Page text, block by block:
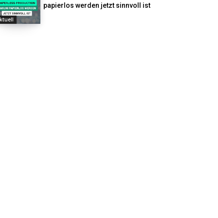
papierlos werden jetzt sinnvoll ist